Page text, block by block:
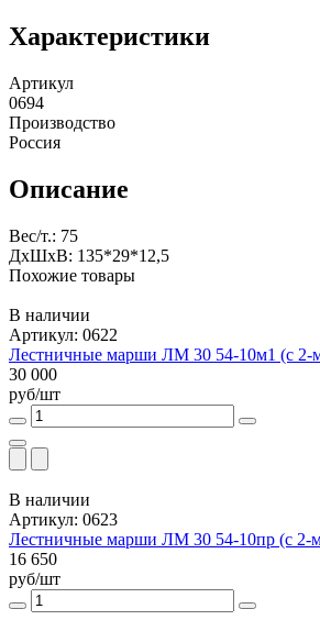
Характеристики
Артикул
0694
Производство
Россия
Описание
Вес/т.: 75
ДxШxВ: 135*29*12,5
Похожие товары
В наличии
Артикул: 0622
Лестничные марши ЛМ 30 54-10м1 (с 2-
30 000
руб/шт
В наличии
Артикул: 0623
Лестничные марши ЛМ 30 54-10пр (с 2-
16 650
руб/шт